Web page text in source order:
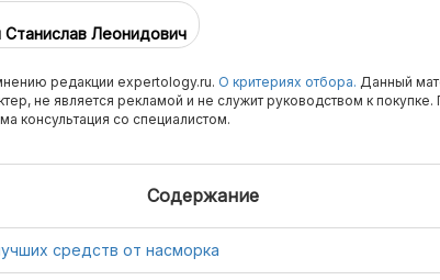
Станислав Леонидович
редакции expertology.ru. О критериях отбора. Данный
не является рекламой и не служит руководством к
консультация со специалистом.
Содержание
средств от насморка